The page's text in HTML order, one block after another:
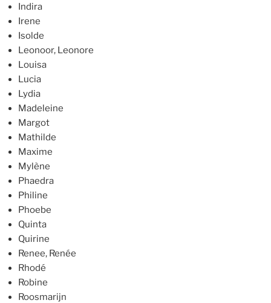
Indira
Irene
Isolde
Leonoor, Leonore
Louisa
Lucia
Lydia
Madeleine
Margot
Mathilde
Maxime
Mylène
Phaedra
Philine
Phoebe
Quinta
Quirine
Renee, Renée
Rhodé
Robine
Roosmarijn